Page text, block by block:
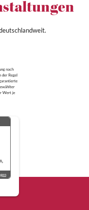
nach
der Regel
Wert je